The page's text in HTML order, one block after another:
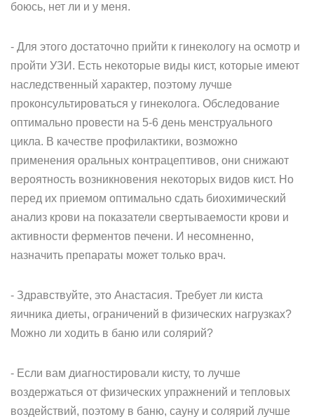
боюсь, нет ли и у меня.
- Для этого достаточно прийти к гинекологу на осмотр и
пройти УЗИ. Есть некоторые виды кист, которые имеют
наследственный характер, поэтому лучше
проконсультироваться у гинеколога. Обследование
оптимально провести на 5-6 день менструального
цикла. В качестве профилактики, возможно
применения оральных контрацептивов, они снижают
вероятность возникновения некоторых видов кист. Но
перед их приемом оптимально сдать биохимический
анализ крови на показатели свертываемости крови и
активности ферментов печени. И несомненно,
назначить препараты может только врач.
- Здравствуйте, это Анастасия. Требует ли киста
яичника диеты, ограничений в физических нагрузках?
Можно ли ходить в баню или солярий?
- Если вам диагностировали кисту, то лучше
воздержаться от физических упражнений и тепловых
воздействий, поэтому в баню, сауну и солярий лучше